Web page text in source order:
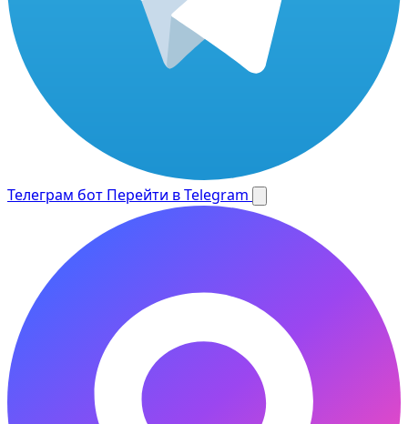
Телеграм бот Перейти в Telegram